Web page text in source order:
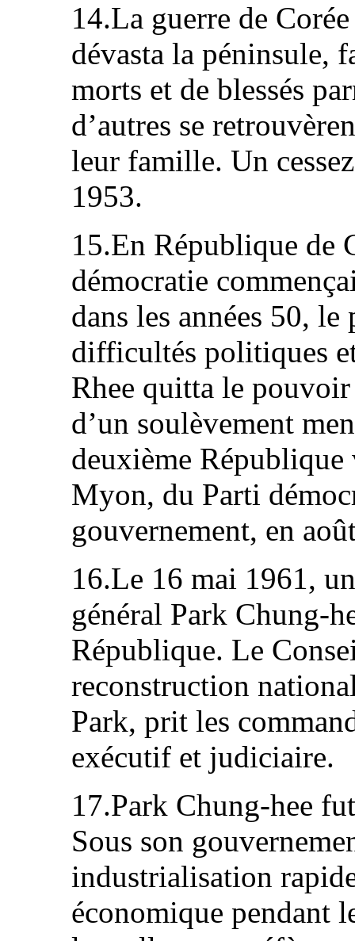
14.La guerre de
dévasta la péninsule,
morts et de blessés
d’autres se
leur famille. Un
1953.
15.En République de
démocratie
dans les années 50,
difficultés politiques
Rhee quitta le
d’un soulèvement
deuxième
Myon, du Parti
gouvernement, en
16.Le 16 mai 1961,
général Park Chung-
République. Le
reconstruction
Park, prit les
exécutif et judiciaire.
17.Park Chung-hee
Sous son
industrialisation
économique pendant